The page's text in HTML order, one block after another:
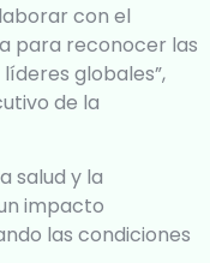
con el
para reconocer las
globales”,
de la
salud y la
impacto
las condiciones